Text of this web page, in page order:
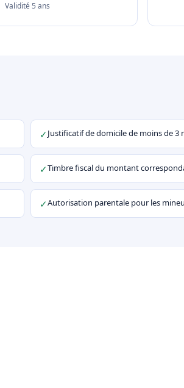
Validité 5 ans
✓Justificatif de domicile de moins de 3
✓Timbre fiscal du montant
✓Autorisation parentale pour les